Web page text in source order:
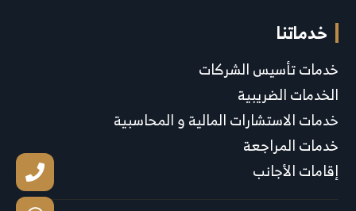
خدماتنا
خدمات تأسيس الشركات
الخدمات الضريبية
خدمات الاستشارات المالية و المحاسبية
خدمات المراجعة
إقامات الأجانب